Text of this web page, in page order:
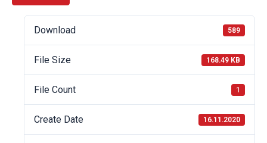
Download 589
File Size 168.49 KB
File Count 1
Create Date 16.11.2020